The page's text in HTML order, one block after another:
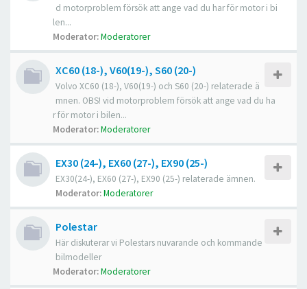
d motorproblem försök att ange vad du har för motor i bi
len...
Moderator:Moderatorer
XC60 (18-), V60(19-), S60 (20-)
Volvo XC60 (18-), V60(19-) och S60 (20-) relaterade ä
mnen. OBS! vid motorproblem försök att ange vad du ha
r för motor i bilen...
Moderator:Moderatorer
EX30 (24-), EX60 (27-), EX90 (25-)
EX30(24-), EX60 (27-), EX90 (25-) relaterade ämnen.
Moderator:Moderatorer
Polestar
Här diskuterar vi Polestars nuvarande och kommande
bilmodeller
Moderator:Moderatorer